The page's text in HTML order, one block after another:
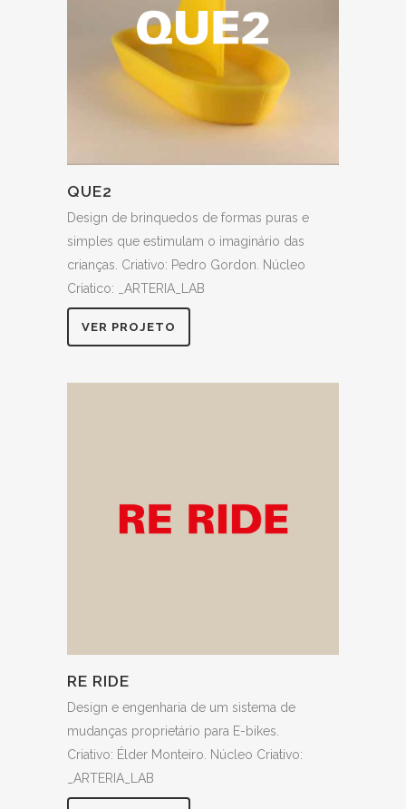
QUE2
Design de brinquedos de formas puras e
simples que estimulam o imaginário das
crianças. Criativo: Pedro Gordon. Núcleo
Criatico: _ARTERIA_LAB
VER PROJETO
RE RIDE
Design e engenharia de um sistema de
mudanças proprietário para E-bikes.
Criativo: Élder Monteiro. Núcleo Criativo:
_ARTERIA_LAB